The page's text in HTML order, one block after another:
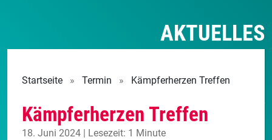
AKTUELLES
Startseite » Termin » Kämpferherzen Treffen
Kämpferherzen Treffen
18. Juni 2024 | Lesezeit: 1 Minute